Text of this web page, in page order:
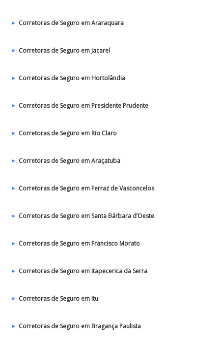
Corretoras de Seguro em Araraquara
Corretoras de Seguro em Jacareí
Corretoras de Seguro em Hortolândia
Corretoras de Seguro em Presidente Prudente
Corretoras de Seguro em Rio Claro
Corretoras de Seguro em Araçatuba
Corretoras de Seguro em Ferraz de Vasconcelos
Corretoras de Seguro em Santa Bárbara d’Oeste
Corretoras de Seguro em Francisco Morato
Corretoras de Seguro em Itapecerica da Serra
Corretoras de Seguro em Itu
Corretoras de Seguro em Bragança Paulista